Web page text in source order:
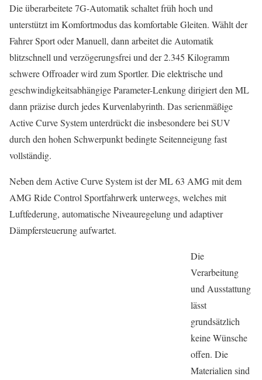
Die überarbeitete 7G-Automatik schaltet früh hoch und
unterstützt im Komfortmodus das komfortable Gleiten. Wählt der
Fahrer Sport oder Manuell, dann arbeitet die Automatik
blitzschnell und verzögerungsfrei und der 2.345 Kilogramm
schwere Offroader wird zum Sportler. Die elektrische und
geschwindigkeitsabhängige Parameter-Lenkung dirigiert den ML
dann präzise durch jedes Kurvenlabyrinth. Das serienmäßige
Active Curve System unterdrückt die insbesondere bei SUV
durch den hohen Schwerpunkt bedingte Seitenneigung fast
vollständig.
Neben dem Active Curve System ist der ML 63 AMG mit dem
AMG Ride Control Sportfahrwerk unterwegs, welches mit
Luftfederung, automatische Niveauregelung und adaptiver
Dämpfersteuerung aufwartet.
Die
Verarbeitung
und Ausstattung
lässt
grundsätzlich
keine Wünsche
offen. Die
Materialien sind